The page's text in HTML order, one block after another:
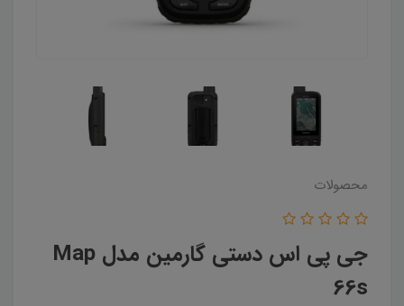
محصولات
جی پی اس دستی گارمین مدل Map
66s